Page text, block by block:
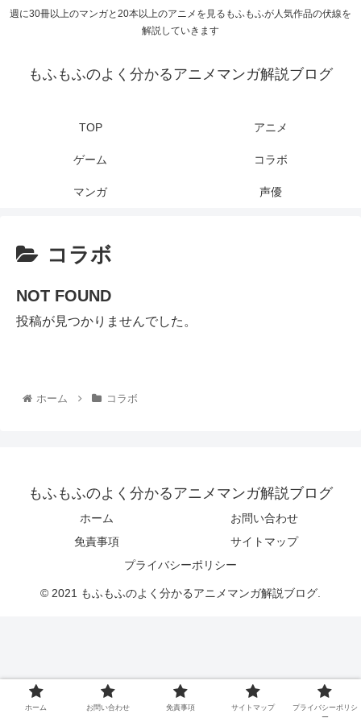
週に30冊以上のマンガと20本以上のアニメを見るもふもふが人気作品の伏線を
解説していきます
もふもふのよく分かるアニメマンガ解説ブログ
TOP アニメ
ゲーム コラボ
マンガ 声優
コラボ
NOT FOUND
投稿が見つかりませんでした。
ホーム コラボ
もふもふのよく分かるアニメマンガ解説ブログ
ホーム
お問い合わせ
免責事項
サイトマップ
プライバシーポリシー
© 2021 もふもふのよく分かるアニメマンガ解説ブログ.
ホーム お問い合わせ 免責事項 サイトマップ
プライバシーポリシ
ー